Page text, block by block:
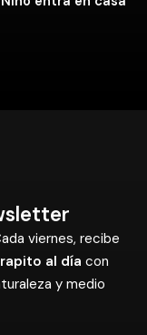
viernes, recibe
al día con
y medio